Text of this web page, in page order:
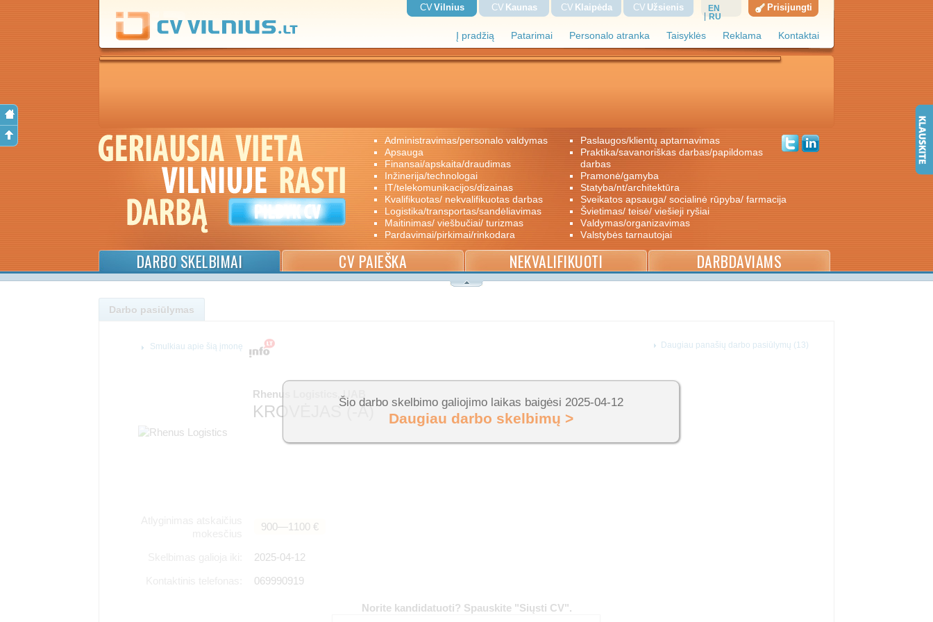
Į pradžią Patarimai Personalo atranka Taisyklės Reklama Kontaktai
CVVilnius CV Kaunas CV Klaipėda CV Užsienis
EN
RU
Prisijungti
administravimas/personalo valdymas
apsauga
finansai/apskaita/draudimas
inžinerija/technologai
IT/telekomunikacijos/dizainas
kvalifikuotas/ nekvalifikuotas darbas
logistika/transportas/sandėliavimas
maitinimas/ viešbučiai/ turizmas
pardavimai/pirkimai/rinkodara
paslaugos/klientų aptarnavimas
praktika/savanoriškas darbas/papildomas
darbas
pramonė/gamyba
statyba/nt/architektūra
sveikatos apsauga/ socialinė rūpyba/ farmacija
švietimas/ teisė/ viešieji ryšiai
valdymas/organizavimas
valstybės tarnautojai
DARBO SKELBIMAI CV PAIEŠKA NEKVALIFIKUOTI DARBDAVIAMS
Darbo pasiūlymas
Rhenus Logistics, UAB
KROVĖJAS (-A)
900―1100 €
2025-04-12
069990919
Norite kandidatuoti? Spauskite "Siųsti CV".
Daugiau panašių darbo pasiūlymų (13)
Smulkiau apie šią įmonę
Šio darbo skelbimo galiojimo laikas baigėsi 2025-04-12
Daugiau darbo skelbimų >